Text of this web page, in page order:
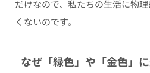
だけなので、私たちの生活に物
くないのです。
なぜ「緑色」や「金色」